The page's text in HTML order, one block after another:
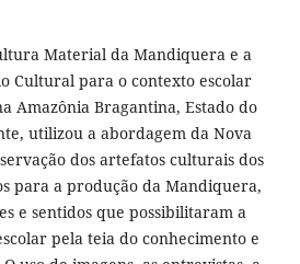
Material da Mandiquera e a
Cultural para o contexto escolar
Amazônia Bragantina, Estado do
utilizou a abordagem da Nova
dos artefatos culturais dos
para a produção da Mandiquera,
e sentidos que possibilitaram a
pela teia do conhecimento e